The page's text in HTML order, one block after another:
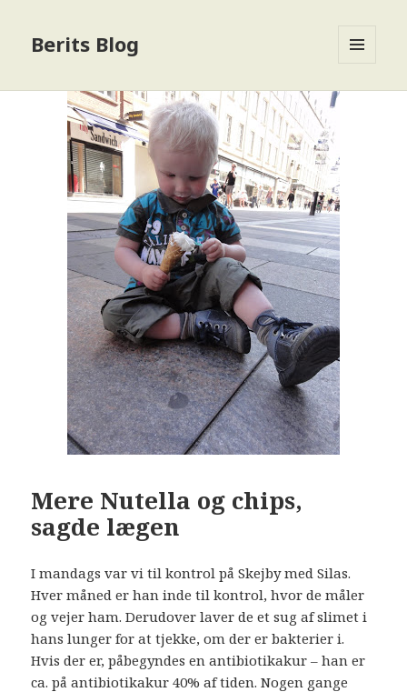
Berits Blog
Mere Nutella og chips,
sagde lægen
I mandags var vi til kontrol på Skejby med Silas.
Hver måned er han inde til kontrol, hvor de måler
og vejer ham. Derudover laver de et sug af slimet i
hans lunger for at tjekke, om der er bakterier i.
Hvis der er, påbegyndes en antibiotikakur – han er
ca. på antibiotikakur 40% af tiden. Nogen gange